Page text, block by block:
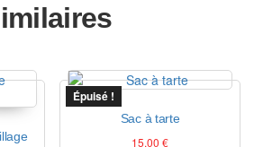
Épuisé !
Sac à tarte
15,00€